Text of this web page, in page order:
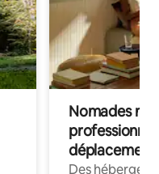
Nomades
déplacement
Des